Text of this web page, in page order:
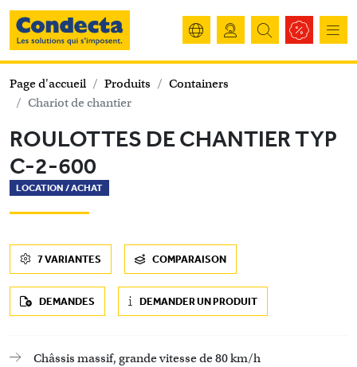
Page d'accueil Produits
Containers
Chariot de chantier
ROULOTTES DE CHANTIER TYP
C-2-600
LOCATION /ACHAT
7 VARIANTES COMPARAISON
DEMANDES DEMANDER UN PRODUIT
Châssis massif, grande vitesse de 80 km/h